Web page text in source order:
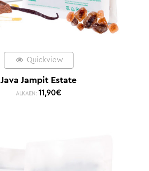
Quickview
Java Jampit Estate
ALKAEN: 11,90€